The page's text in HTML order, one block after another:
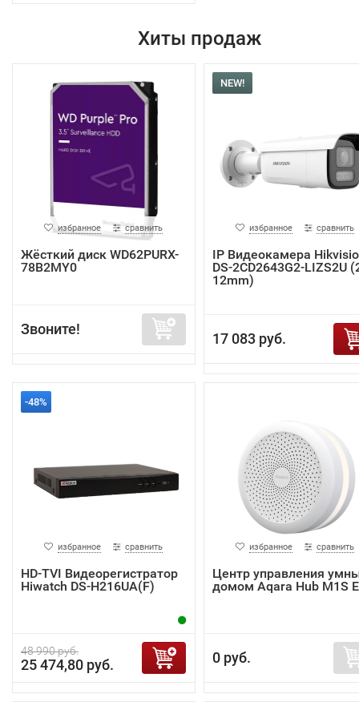
Хиты продаж
избранное сравнить
Жёсткий диск WD62PURX-
78B2MY0
Звоните!
NEW!
избранное сравнить
IP Видеокамера
DS-2CD2643G2-LIZS2U
12mm)
17 083 руб.
-48%
избранное сравнить
HD-TVI Видеорегистратор
Hiwatch DS-H216UA(F)
48 990 руб.
25 474,80 руб.
избранное сравнить
Центр управления
домом Aqara Hub M1S
0 руб.